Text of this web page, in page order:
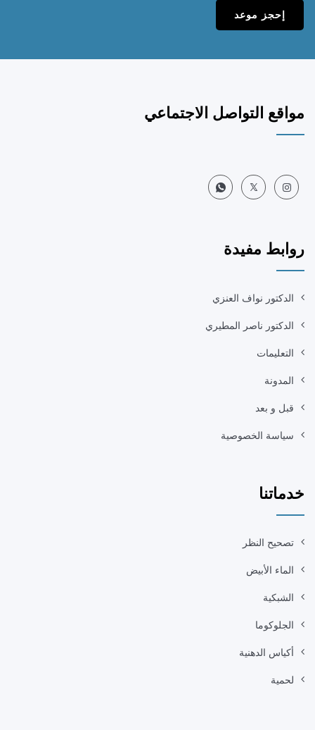
إحجز موعد
مواقع التواصل الاجتماعي
روابط مفيدة
الدكتور نواف العنزي
الدكتور ناصر المطيري
التعليمات
المدونة
قبل و بعد
سياسة الخصوصية
خدماتنا
تصحيح النظر
الماء الأبيض
الشبكية
الجلوكوما
أكياس الدهنية
لحمية